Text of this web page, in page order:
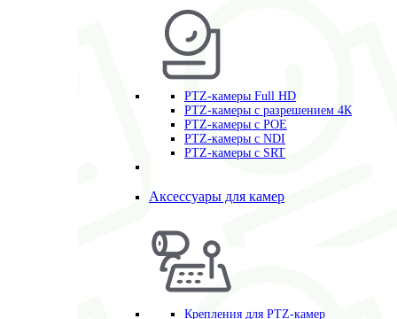
PTZ-камеры Full HD
PTZ-камеры с разрешением 4К
PTZ-камеры с POE
PTZ-камеры c NDI
PTZ-камеры с SRT
Аксессуары для камер
Крепления для PTZ-камер